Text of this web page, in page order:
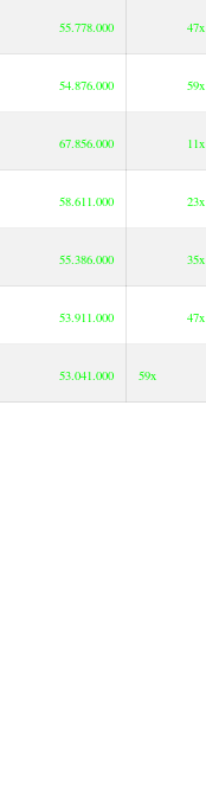
55.778.000 47x
54.876.000 59x
67.856.000 11x
58.611.000 23x
55.386.000 35x
53.911.000 47x
53.041.000 59x